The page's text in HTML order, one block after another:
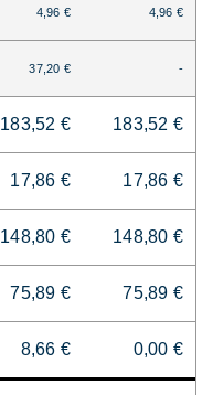
4,96 € 4,96 €
37,20 € -
183,52 € 183,52 €
17,86 € 17,86 €
148,80 € 148,80 €
75,89 € 75,89 €
8,66 € 0,00 €